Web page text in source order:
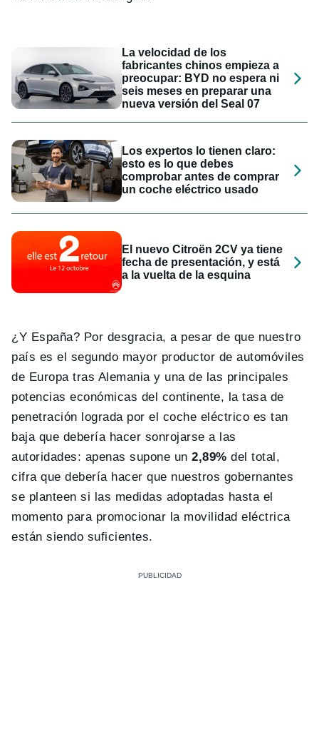
La velocidad de los
fabricantes chinos empieza a
preocupar: BYD no espera ni
seis meses en preparar una
nueva versión del Seal 07
Los expertos lo tienen claro:
esto es lo que debes
comprobar antes de comprar
un coche eléctrico usado
El nuevo Citroën 2CV ya tiene
fecha de presentación, y está
a la vuelta de la esquina
¿Y España? Por desgracia, a pesar de que nuestro
país es el segundo mayor productor de automóviles
de Europa tras Alemania y una de las principales
potencias económicas del continente, la tasa de
penetración lograda por el coche eléctrico es tan
baja que debería hacer sonrojarse a las
autoridades: apenas supone un2,89% del total,
cifra que debería hacer que nuestros gobernantes
se planteen si las medidas adoptadas hasta el
momento para promocionar la movilidad eléctrica
están siendo suficientes.